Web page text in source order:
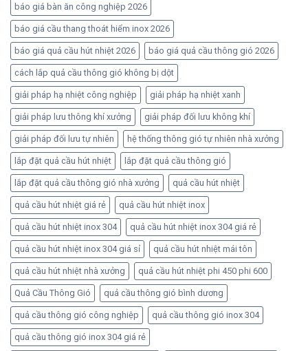
báo giá bàn ăn công nghiệp 2026
báo giá cầu thang thoát hiểm inox 2026
báo giá quả cầu hút nhiệt 2026 báo giá quả cầu thông gió 2026
cách lắp quả cầu thông gió không bị dột
giải pháp hạ nhiệt công nghiệp giải pháp hạ nhiệt xanh
giải pháp lưu thông khí xưởng giải pháp đối lưu không khí
giải pháp đối lưu tự nhiên hệ thống thông gió tự nhiên nhà xưởng
lắp đặt quả cầu hút nhiệt lắp đặt quả cầu thông gió
lắp đặt quả cầu thông gió nhà xưởng quả cầu hút nhiệt
quả cầu hút nhiệt giá rẻ quả cầu hút nhiệt inox
quả cầu hút nhiệt inox 304 quả cầu hút nhiệt inox 304 giá rẻ
quả cầu hút nhiệt inox 304 giá sỉ quả cầu hút nhiệt mái tôn
quả cầu hút nhiệt nhà xưởng quả cầu hút nhiệt phi 450 phi 600
Quả Cầu Thông Gió quả cầu thông gió bình dương
quả cầu thông gió công nghiệp quả cầu thông gió inox 304
quả cầu thông gió inox 304 giá rẻ